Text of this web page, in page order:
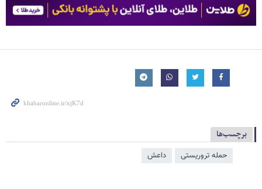
برچسب‌ها
حمله تروریستی داعش